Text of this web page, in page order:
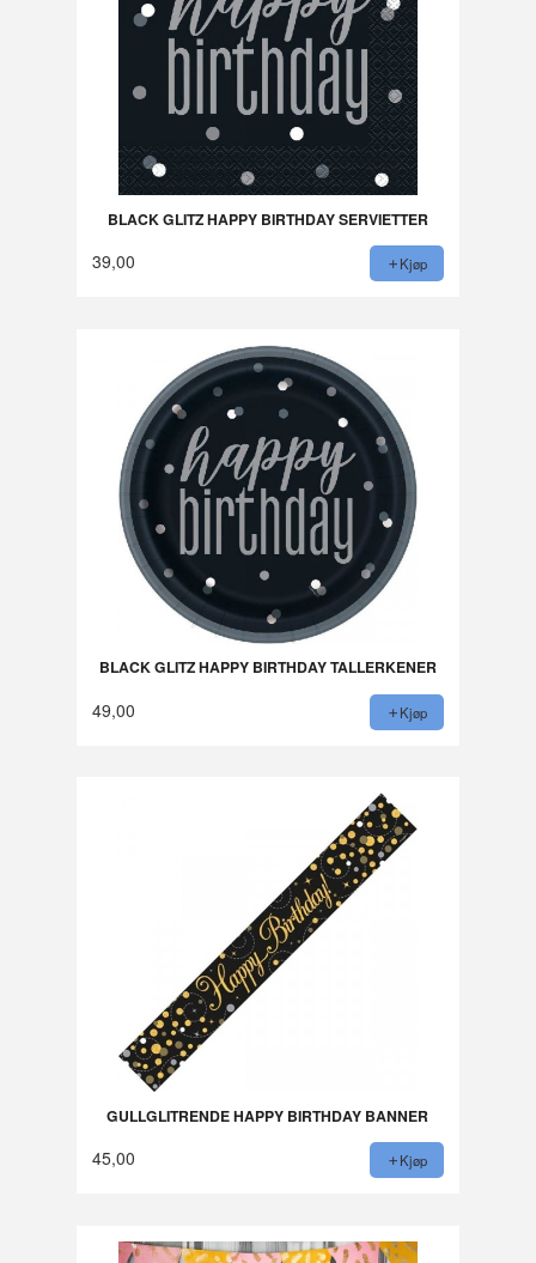
BLACK GLITZ HAPPY BIRTHDAY SERVIETTER
39,00 Kjøp
BLACK GLITZ HAPPY BIRTHDAY TALLERKENER
49,00 Kjøp
GULLGLITRENDE HAPPY BIRTHDAY BANNER
45,00 Kjøp